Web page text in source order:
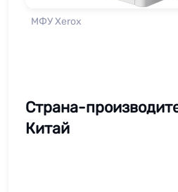
МФУ Xerox
Страна-
Китай